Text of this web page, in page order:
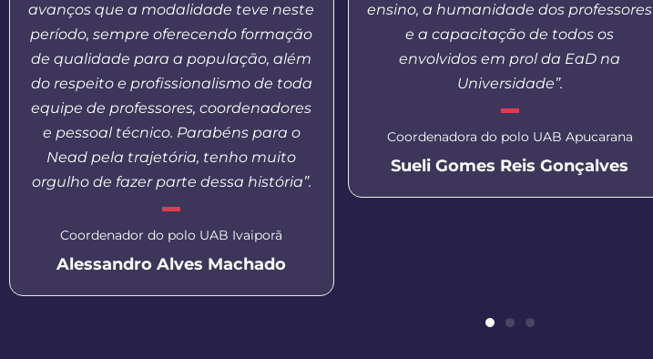
avanços que a modalidade teve neste
período, sempre oferecendo formação
de qualidade para a população, além
do respeito e profissionalismo de toda
equipe de professores, coordenadores
e pessoal técnico. Parabéns para o
Nead pela trajetória, tenho muito
orgulho de fazer parte dessa história”.
Coordenador do polo UAB Ivaiporã
Alessandro Alves Machado
ensino, a humanidade dos professores
e a capacitação de todos os
envolvidos em prol da EaD na
Universidade”.
Coordenadora do polo UAB Apucarana
Sueli Gomes Reis Gonçalves